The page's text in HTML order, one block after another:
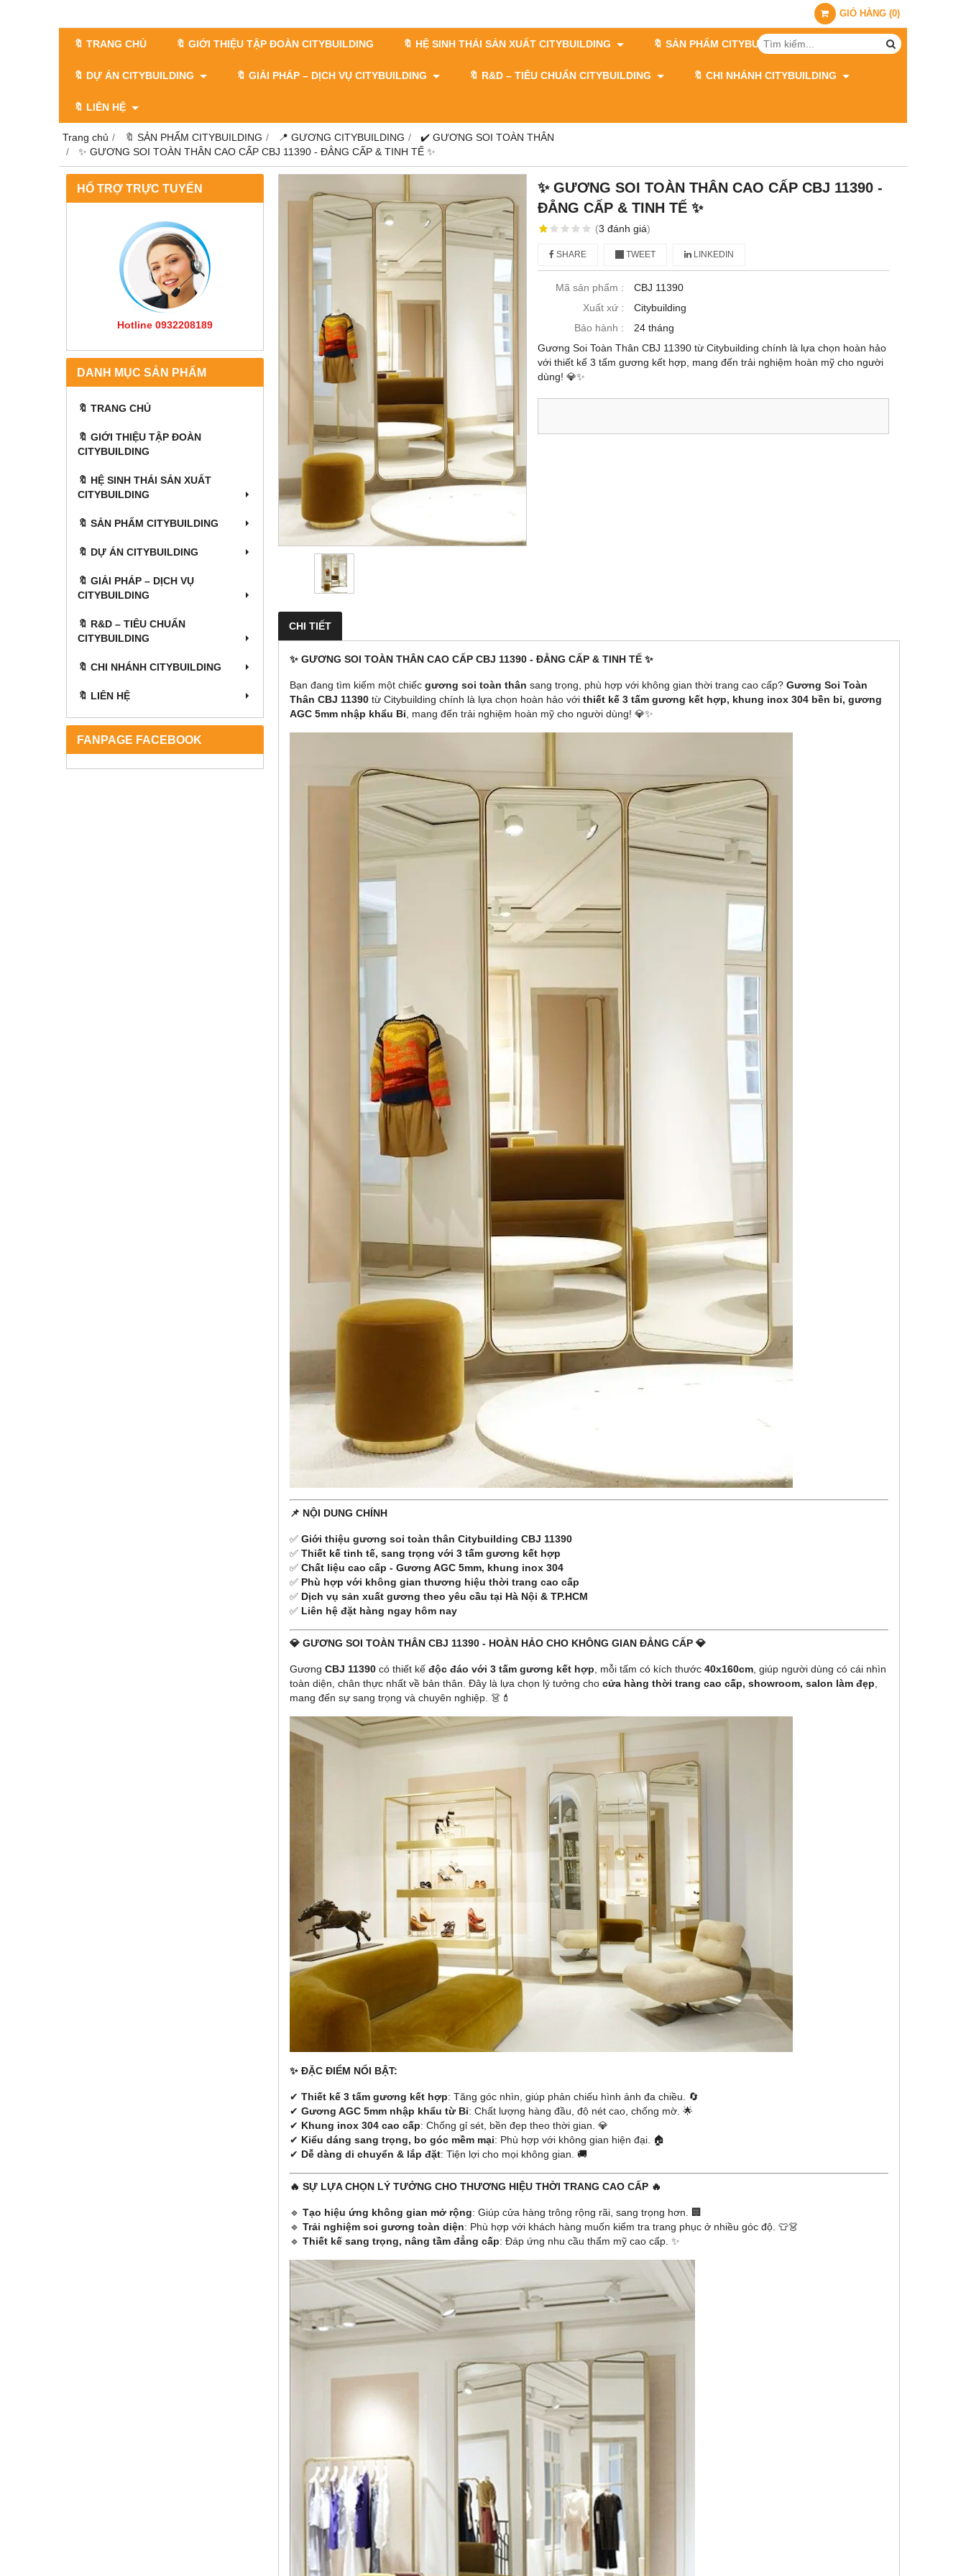
GIỎ HÀNG (0)
🔖 TRANG CHỦ 🔖 GIỚI THIỆU TẬP ĐOÀN CITYBUILDING 🔖 HỆ SINH THÁI SẢN XUẤT CITYBUILDING 🔖 SẢN PHẨM CITYBUILDING
🔖 DỰ ÁN CITYBUILDING 🔖 GIẢI PHÁP – DỊCH VỤ CITYBUILDING 🔖​​​​​​​ R&D – TIÊU CHUẨN CITYBUILDING 🔖 CHI NHÁNH CITYBUILDING
🔖 LIÊN HỆ
Trang chủ 🔖 SẢN PHẨM CITYBUILDING 📍 GƯƠNG CITYBUILDING
✔️ GƯƠNG SOI TOÀN THÂN
✨ GƯƠNG SOI TOÀN THÂN CAO CẤP CBJ 11390 - ĐẲNG CẤP & TINH TẾ ✨
HỔ TRỢ TRỰC TUYẾN
Hotline 0932208189
DANH MỤC SẢN PHẨM
🔖 TRANG CHỦ
🔖 GIỚI THIỆU TẬP ĐOÀN
CITYBUILDING
🔖 HỆ SINH THÁI SẢN XUẤT
CITYBUILDING
🔖 SẢN PHẨM CITYBUILDING
🔖 DỰ ÁN CITYBUILDING
🔖 GIẢI PHÁP – DỊCH VỤ
CITYBUILDING
🔖​​​​​​​ R&D – TIÊU CHUẨN
CITYBUILDING
🔖 CHI NHÁNH CITYBUILDING
🔖 LIÊN HỆ
FANPAGE FACEBOOK
✨ GƯƠNG SOI TOÀN THÂN CAO CẤP CBJ 11390 -
ĐẲNG CẤP & TINH TẾ ✨
(3 đánh giá)
SHARE TWEET LINKEDIN
Mã sản phẩm :
CBJ 11390
Xuất xứ :
Citybuilding
Bảo hành :
24 tháng
Gương Soi Toàn Thân CBJ 11390 từ Citybuilding chính là lựa chọn hoàn hảo
với thiết kế 3 tấm gương kết hợp, mang đến trải nghiệm hoàn mỹ cho người
dùng! 💎✨
CHI TIẾT
✨ GƯƠNG SOI TOÀN THÂN CAO CẤP CBJ 11390 - ĐẲNG CẤP & TINH TẾ ✨
Bạn đang tìm kiếm một chiếc gương soi toàn thân sang trọng, phù hợp với không gian thời trang cao cấp? Gương Soi Toàn
Thân CBJ 11390 từ Citybuilding chính là lựa chọn hoàn hảo với thiết kế 3 tấm gương kết hợp, khung inox 304 bền bỉ, gương
AGC 5mm nhập khẩu Bỉ , mang đến trải nghiệm hoàn mỹ cho người dùng! 💎✨
📌 NỘI DUNG CHÍNH
✅ Giới thiệu gương soi toàn thân Citybuilding CBJ 11390
✅ Thiết kế tinh tế, sang trọng với 3 tấm gương kết hợp
✅ Chất liệu cao cấp - Gương AGC 5mm, khung inox 304
✅ Phù hợp với không gian thương hiệu thời trang cao cấp
✅ Dịch vụ sản xuất gương theo yêu cầu tại Hà Nội & TP.HCM
✅ Liên hệ đặt hàng ngay hôm nay
💎 GƯƠNG SOI TOÀN THÂN CBJ 11390 - HOÀN HẢO CHO KHÔNG GIAN ĐẲNG CẤP 💎
Gương CBJ 11390 có thiết kế độc đáo với 3 tấm gương kết hợp , mỗi tấm có kích thước 40x160cm , giúp người dùng có cái nhìn
toàn diện, chân thực nhất về bản thân. Đây là lựa chọn lý tưởng cho cửa hàng thời trang cao cấp, showroom, salon làm đẹp
mang đến sự sang trọng và chuyên nghiệp. 👗💄
✨ ĐẶC ĐIỂM NỔI BẬT:
✔ Thiết kế 3 tấm gương kết hợp: Tăng góc nhìn, giúp phản chiếu hình ảnh đa chiều. 🔄
✔ Gương AGC 5mm nhập khẩu từ Bỉ: Chất lượng hàng đầu, độ nét cao, chống mờ. 🌟
✔ Khung inox 304 cao cấp: Chống gỉ sét, bền đẹp theo thời gian. 💎
✔ Kiểu dáng sang trọng, bo góc mềm mại: Phù hợp với không gian hiện đại. 🏠
✔ Dễ dàng di chuyển & lắp đặt: Tiện lợi cho mọi không gian. 🚚
🔥 SỰ LỰA CHỌN LÝ TƯỞNG CHO THƯƠNG HIỆU THỜI TRANG CAO CẤP 🔥
🔹 Tạo hiệu ứng không gian mở rộng: Giúp cửa hàng trông rộng rãi, sang trọng hơn. 🏢
🔹 Trải nghiệm soi gương toàn diện: Phù hợp với khách hàng muốn kiểm tra trang phục ở nhiều góc độ. 👕👗
🔹 Thiết kế sang trọng, nâng tầm đẳng cấp: Đáp ứng nhu cầu thẩm mỹ cao cấp. ✨